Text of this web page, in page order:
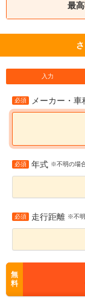
最
入力
必須 メーカー・
必須 年式 ※不明の場
必須 走行距離 ※不
無
料